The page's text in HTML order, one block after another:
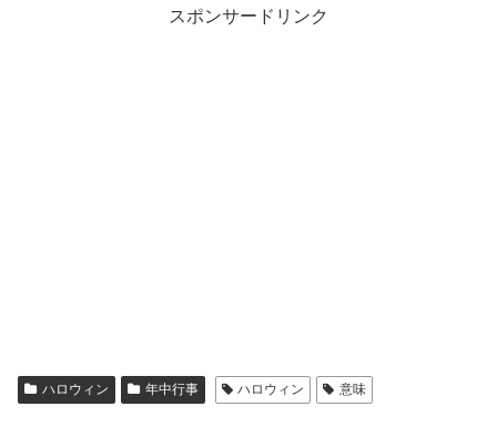
スポンサードリンク
ハロウィン 年中行事 ハロウィン 意味